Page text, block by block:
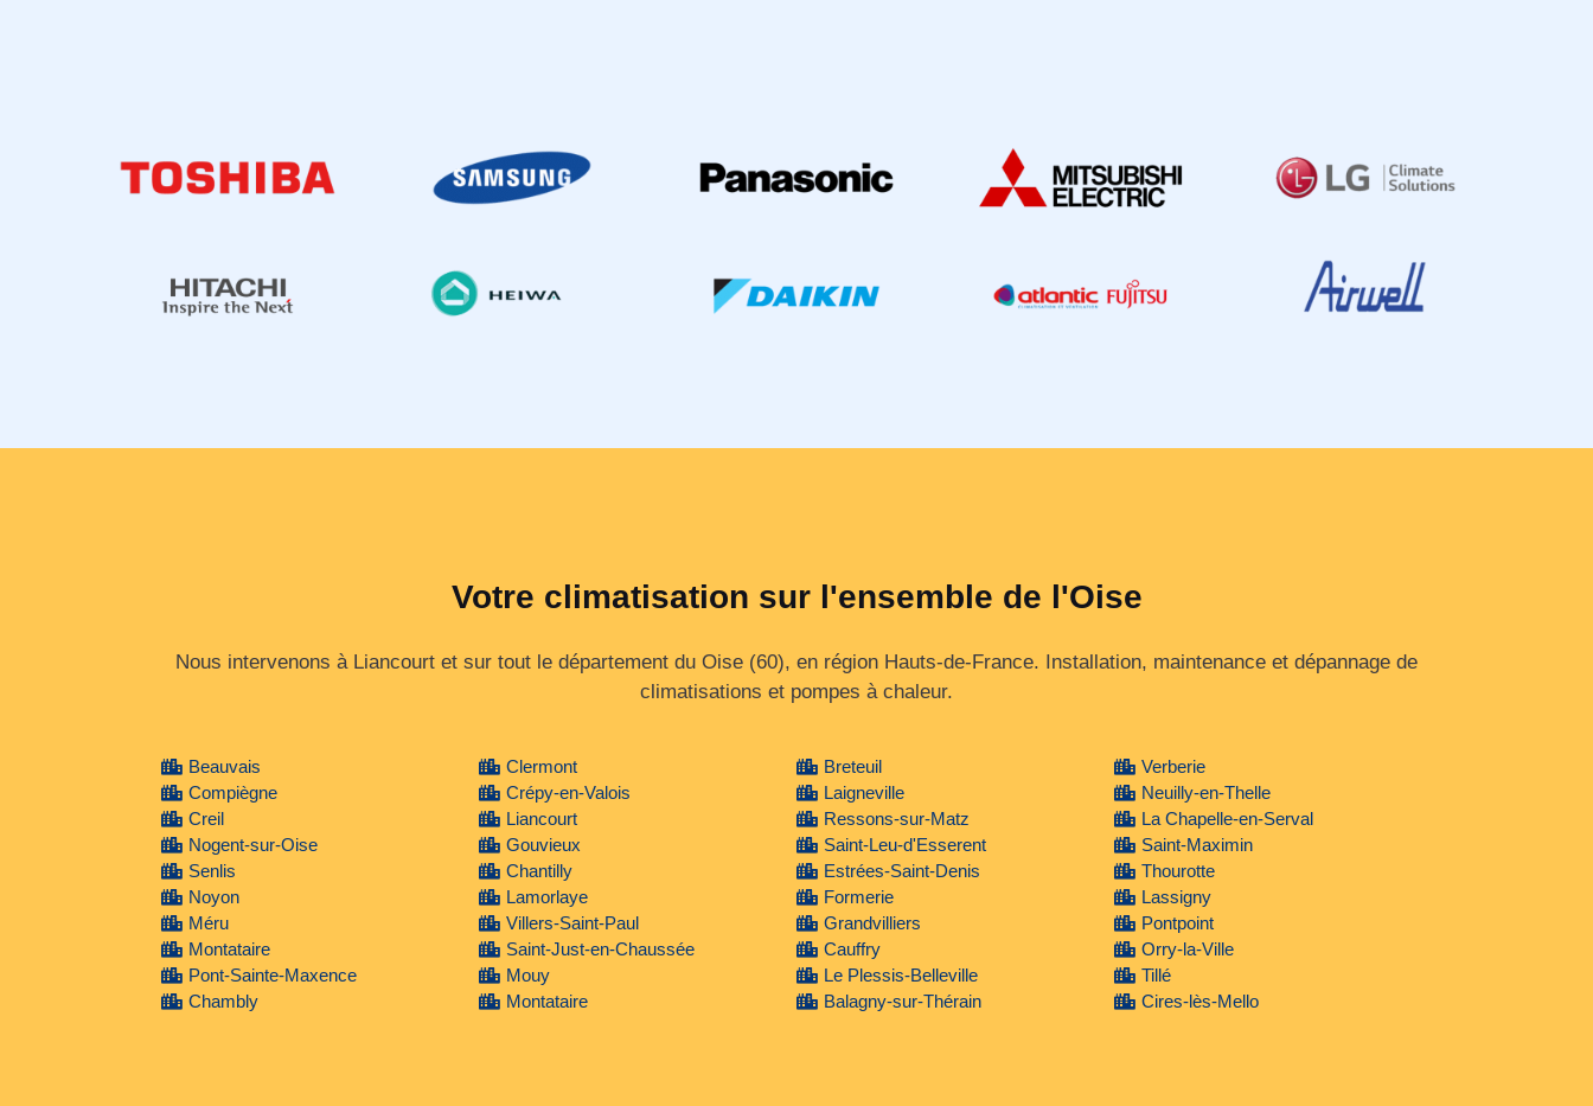
Votre climatisation sur l'ensemble de l'Oise
Nous intervenons à Liancourt et sur tout le département du Oise (60), en région Hauts‑de‑France. Installation, maintenance et dépannage de
climatisations et pompes à chaleur.
Beauvais
Compiègne
Creil
Nogent-sur-Oise
Senlis
Noyon
Méru
Montataire
Pont-Sainte-Maxence
Chambly
Clermont
Crépy-en-Valois
Liancourt
Gouvieux
Chantilly
Lamorlaye
Villers-Saint-Paul
Saint-Just-en-Chaussée
Mouy
Montataire
Breteuil
Laigneville
Ressons-sur-Matz
Saint-Leu-d'Esserent
Estrées-Saint-Denis
Formerie
Grandvilliers
Cauffry
Le Plessis-Belleville
Balagny-sur-Thérain
Verberie
Neuilly-en-Thelle
La Chapelle-en-Serval
Saint-Maximin
Thourotte
Lassigny
Pontpoint
Orry-la-Ville
Tillé
Cires-lès-Mello